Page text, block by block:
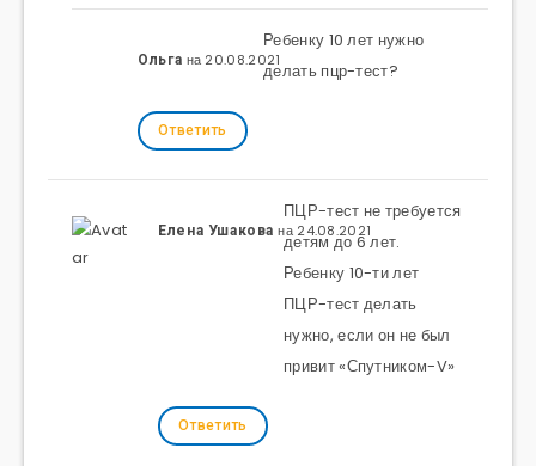
Ольга на 20.08.2021
Ребенку 10 лет нужно
делать пцр-тест?
Ответить
Елена Ушакова на 24.08.2021
ПЦР-тест не требуется
детям до 6 лет.
Ребенку 10-ти лет
ПЦР-тест делать
нужно, если он не был
привит «Спутником-V»
Ответить